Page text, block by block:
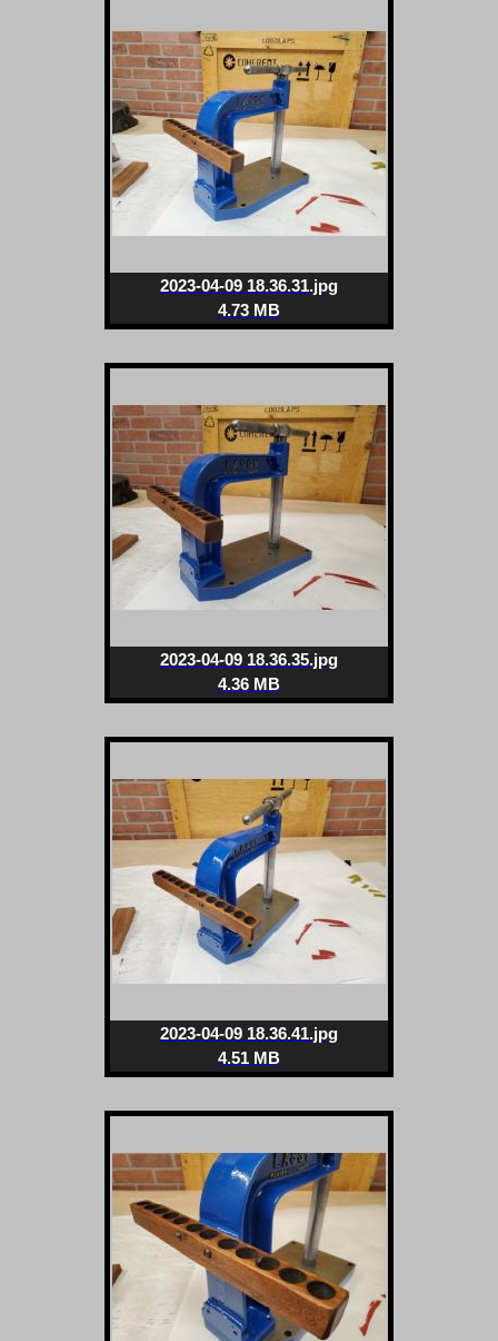
2023-04-09 18.36.31.jpg
4.73 MB
2023-04-09 18.36.35.jpg
4.36 MB
2023-04-09 18.36.41.jpg
4.51 MB